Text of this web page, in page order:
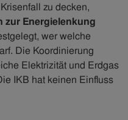
zu decken,
zur Energielenkung
wer welche
Die Koordinierung
Elektrizität und Erdgas
IKB hat keinen Einfluss